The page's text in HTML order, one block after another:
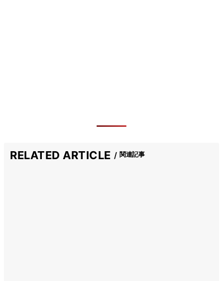
RELATED ARTICLE 関連記事